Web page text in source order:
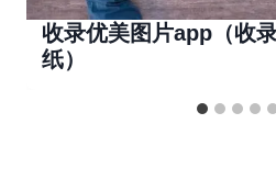
收录优美图片app（收
纸）